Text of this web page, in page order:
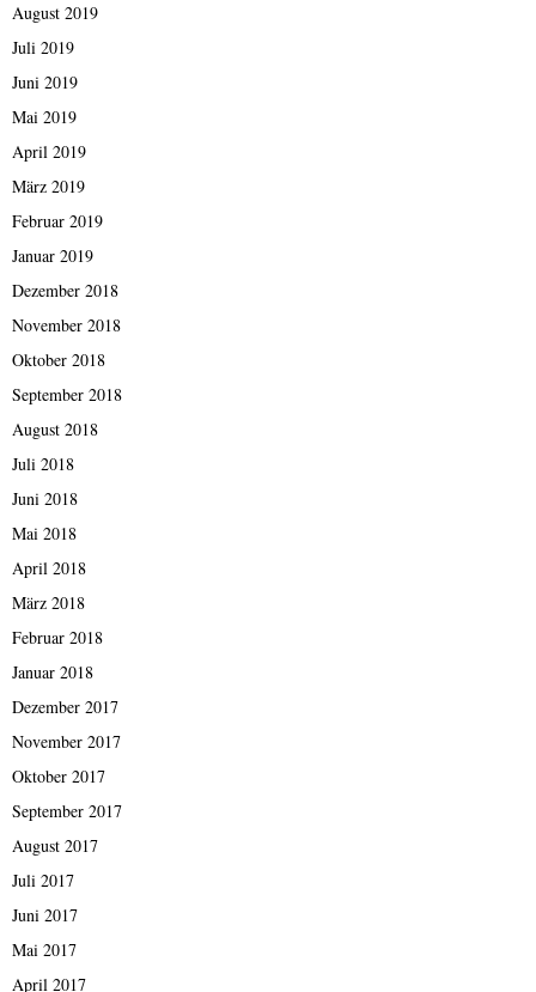
August 2019
Juli 2019
Juni 2019
Mai 2019
April 2019
März 2019
Februar 2019
Januar 2019
Dezember 2018
November 2018
Oktober 2018
September 2018
August 2018
Juli 2018
Juni 2018
Mai 2018
April 2018
März 2018
Februar 2018
Januar 2018
Dezember 2017
November 2017
Oktober 2017
September 2017
August 2017
Juli 2017
Juni 2017
Mai 2017
April 2017